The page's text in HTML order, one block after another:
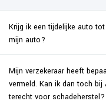
Krijg ik een tijdelijke auto
mijn auto?
Mijn verzekeraar heeft
vermeld. Kan ik dan toch bij
terecht voor schadeherstel?